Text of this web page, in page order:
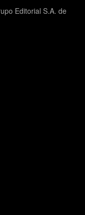
Editorial S.A. de